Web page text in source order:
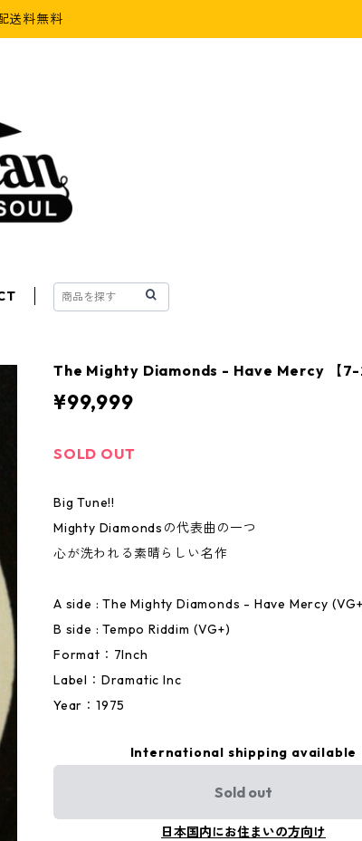
送料無料
The Mighty Diamonds - Have Mercy 【7-
¥99,999
SOLD OUT
Big Tune!!
Mighty Diamondsの代表曲の一つ
心が洗われる素晴らしい名作
A side : The Mighty Diamonds - Have Mercy
B side : Tempo Riddim (VG+)
Format：7Inch
Label：Dramatic Inc
Year：1975
International shipping available
Sold out
日本国内にお住まいの方向け